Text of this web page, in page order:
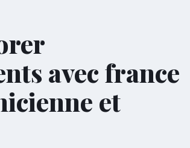
avec france
et